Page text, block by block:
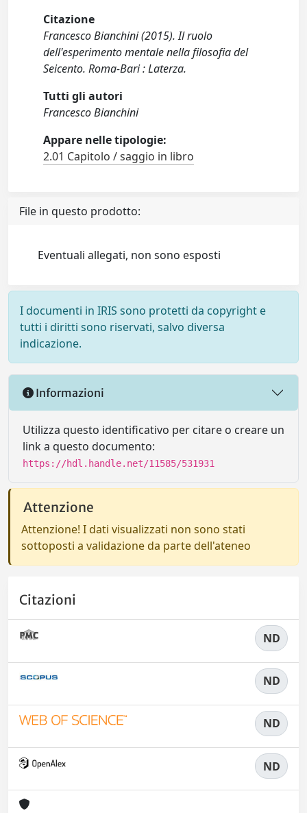
Citazione
Francesco Bianchini (2015). Il ruolo
dell'esperimento mentale nella filosofia del
Seicento. Roma-Bari : Laterza.
Tutti gli autori
Francesco Bianchini
Appare nelle tipologie:
2.01 Capitolo / saggio in libro
File in questo prodotto:
Eventuali allegati, non sono esposti
I documenti in IRIS sono protetti da copyright e
tutti i diritti sono riservati, salvo diversa
indicazione.
Informazioni
Utilizza questo identificativo per citare o creare un
link a questo documento:
https://hdl.handle.net/11585/531931
Attenzione
Attenzione! I dati visualizzati non sono stati
sottoposti a validazione da parte dell'ateneo
Citazioni
ND
ND
ND
ND